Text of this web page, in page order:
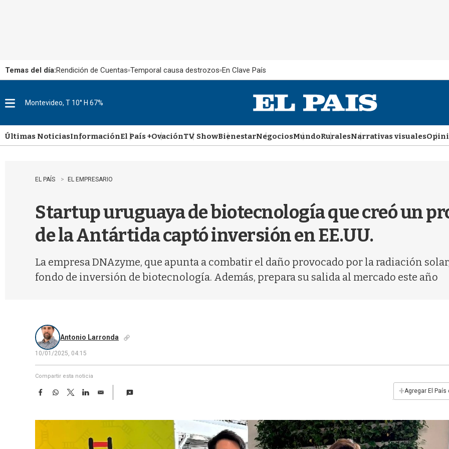
Temas del día:Rendición de Cuentas Temporal causa destrozos En Clave País
u
Montevideo, T 10° H 67%
Últimas NoticiasInformaciónEl País +OvaciónTV ShowBienestarNegociosMundoRuralesNarrativas visuales
EL PAÍS EL EMPRESARIO
Startup uruguaya de biotecnología que creó un
de la Antártida captó inversión en EE.UU.
La empresa DNAzyme, que apunta a combatir el daño provocado por la radiación
fondo de inversión de biotecnología. Además, prepara su salida al mercado este año
Antonio Larronda
10/01/2025, 04:15
Compartir esta noticia
F
e
W
t
T
w
t
L
k
d
E
i
+Agregar El País